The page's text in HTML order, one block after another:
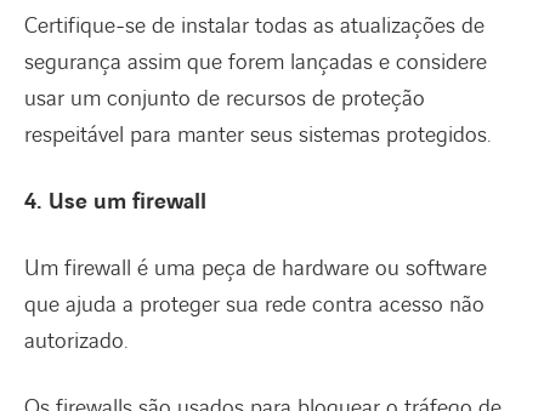
Certifique-se de instalar todas as atualizações de
segurança assim que forem lançadas e considere
usar um conjunto de recursos de proteção
respeitável para manter seus sistemas protegidos.
4. Use um firewall
Um firewall é uma peça de hardware ou software
que ajuda a proteger sua rede contra acesso não
autorizado.